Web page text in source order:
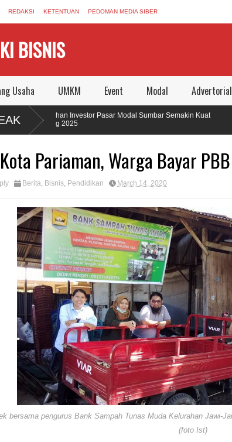
REDAKSI KETENTUAN PEDOMAN MEDIA SIBER
BISNIS
Usaha UMKM Event Modal Advertorial
Modal Sumbar Semakin Kuat
Pariaman, Warga Bayar
Berita, Bisnis, Pendidikan March 14, 2020
bersama pengurus Bank Sampah Tunas Muda Kelurahan Jawi-
(foto Ist)